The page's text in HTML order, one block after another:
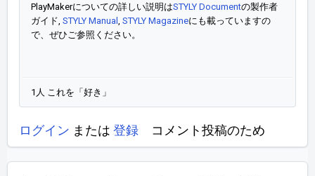
PlayMakerについての詳しい説明はSTYLY Documentの製作者
ガイド, STYLY Manual STYLY Magazineにも載っていますの
で、ぜひご参照ください。
1人 これを「好き」
ログイン または 登録 コメント投稿のため